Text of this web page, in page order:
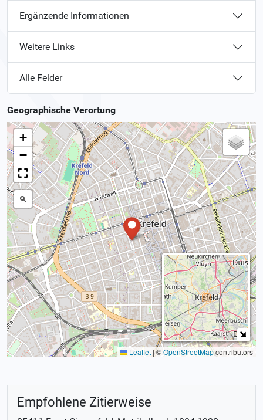
Ergänzende Informationen
Weitere Links
Alle Felder
Geographische Verortung
+
−
Leaflet|©OpenStreetMapcontributors
Empfohlene Zitierweise